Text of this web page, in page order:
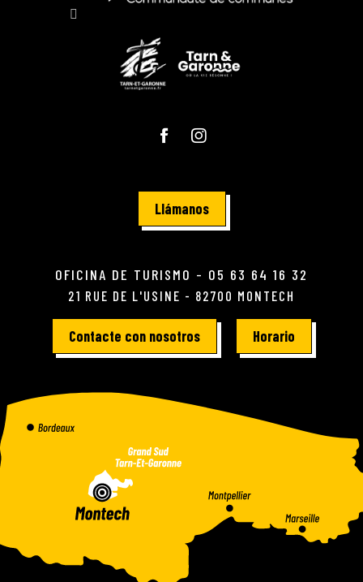
Llámanos
OFICINA DE TURISMO - 05 63 64 16 32
21 RUE DE L'USINE - 82700 MONTECH
Contacte con nosotros Horario